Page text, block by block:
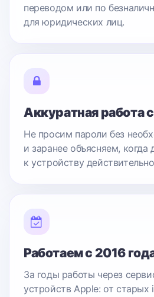
переводом или по
для юридических лиц.
Аккуратная работа
Не просим пароли без
и заранее объясняем, когда
к устройству
Работаем с 2016
За годы работы через
устройств Apple: от старых